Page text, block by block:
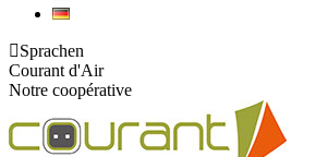
Sprachen
Courant d'Air
Notre coopérative